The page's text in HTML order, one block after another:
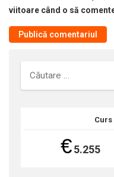
viitoare când o să
Curs
€5.255